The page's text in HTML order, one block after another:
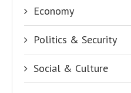
Economy
Politics & Security
Social & Culture